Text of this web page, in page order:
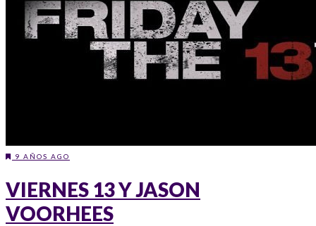
9 AÑOS AGO
VIERNES 13 Y JASON
VOORHEES